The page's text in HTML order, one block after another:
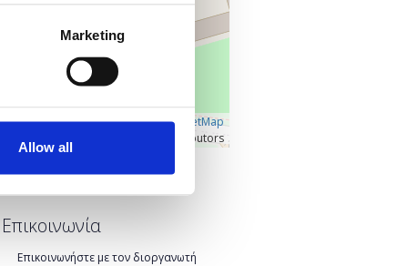
Marketing
Allow all
Â©OpenLayers|OpenStreetMap
contributors
Προβολή μεγαλύτερου χάρτη
Επικοινωνία
Επικοινωνήστε με τον διοργανωτή